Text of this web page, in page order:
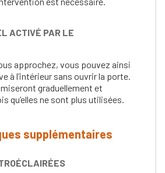
ACTIVÉ PAR LE
approchez, vous pouvez ainsi
à l’intérieur sans ouvrir la porte.
graduellement et
qu’elles ne sont plus utilisées.
supplémentaires